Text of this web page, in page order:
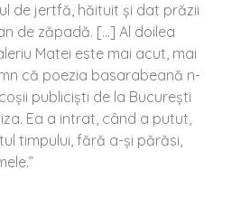
de jertfă, hăituit şi dat prăzii
de zăpadă. [...] Al doilea
Matei este mai acut, mai
că poezia basarabeană n-
publicişti de la Bucureşti
Ea a intrat, când a putut,
timpului, fără a-şi părăsi,